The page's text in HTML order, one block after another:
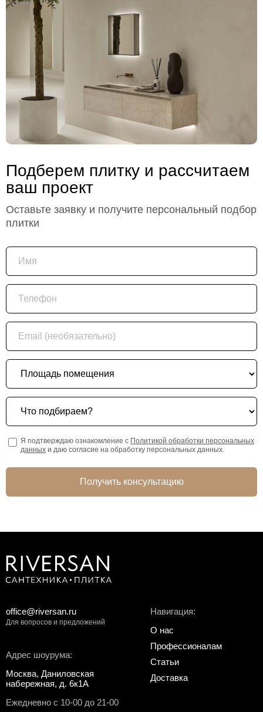
Подберем плитку и рассчитаем
ваш проект
Оставьте заявку и получите персональный подбор
плитки
Имя
Телефон
Email (необязательно)
Площадь помещения
Что подбираем?
Я подтверждаю ознакомление с Политикой обработки персональных
данных и даю согласие на обработку персональных данных.
Получить консультацию
Адрес шоурума:
Москва, Даниловская
набережная, д. 6к1А
Ежедневно с 10-00 до 21-00
Навигация:
О нас
Профессионалам
Статьи
Доставка
office@riversan.ru
Для вопросов и предложений